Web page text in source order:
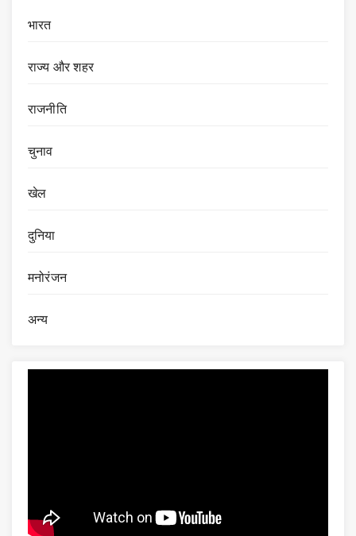
भारत
राज्य और शहर
राजनीति
चुनाव
खेल
दुनिया
मनोरंजन
अन्य